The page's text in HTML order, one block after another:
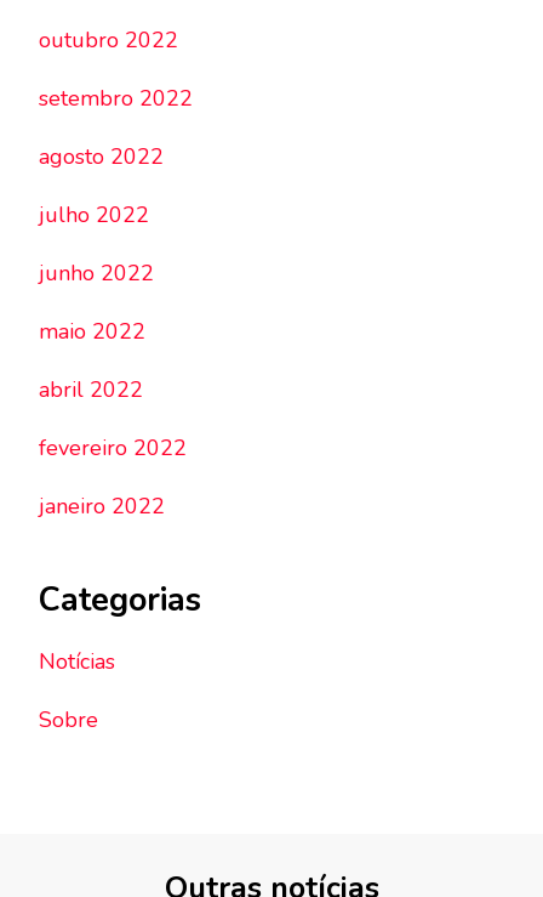
outubro 2022
setembro 2022
agosto 2022
julho 2022
junho 2022
maio 2022
abril 2022
fevereiro 2022
janeiro 2022
Categorias
Notícias
Sobre